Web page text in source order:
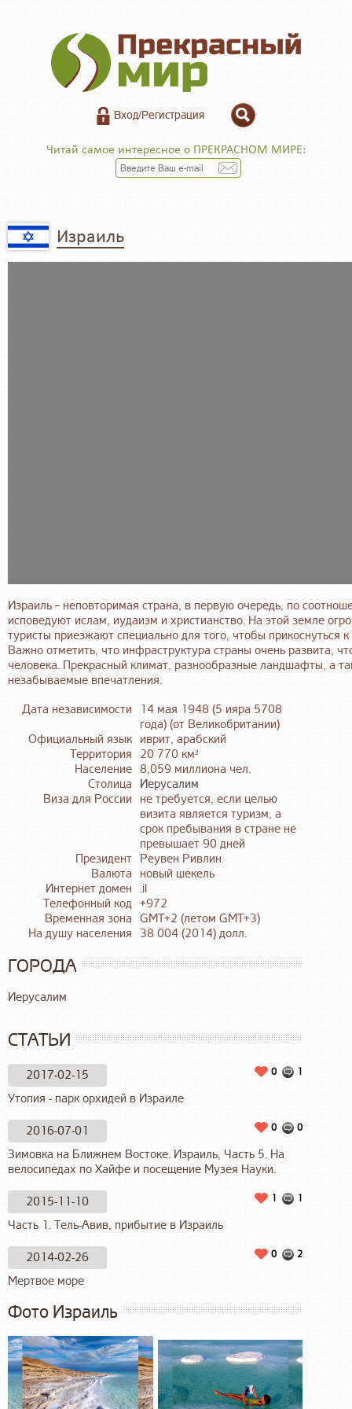
Вход/Регистрация
Читай самое интересное о ПРЕКРАСНОМ МИРЕ:
Израиль
Израиль – неповторимая страна, в первую очередь, по
исповедуют ислам, иудаизм и христианство. На этой земле
туристы приезжают специально для того, чтобы прикоснуться к
Важно отметить, что инфраструктура страны очень развита,
человека. Прекрасный климат, разнообразные ландшафты, а
незабываемые впечатления.
Дата независимости
14 мая 1948 (5 ияра 5708
года) (от Великобритании)
Официальный язык иврит, арабский
Территория
20 770 км²
Население 8,059 миллиона чел.
Столица
Иерусалим
Виза для России не требуется, если целью
визита является туризм, а
срок пребывания в стране не
превышает 90 дней
Президент Реувен Ривлин
Валюта
новый шекель
Интернет домен
.il
Телефонный код +972
Временная зона GMT+2 (летом GMT+3)
На душу населения
38 004 (2014) долл.
ГОРОДА
Иерусалим
СТАТЬИ
2017-02-15 1
0
Утопия - парк орхидей в Израиле
2016-07-01 0
0
Зимовка на Ближнем Востоке. Израиль, Часть 5. На
велосипедах по Хайфе и посещение Музея Науки.
2015-11-10 1
1
Часть 1. Тель-Авив, прибытие в Израиль
2014-02-26 2
0
Мертвое море
Фото Израиль